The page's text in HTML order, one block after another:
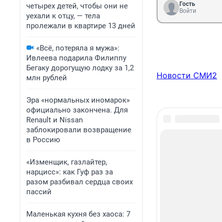
четырех детей, чтобы они не
уехали к отцу, — тела
пролежали в квартире 13 дней
«Всё, потеряла я мужа»:
Ивлеева подарила Филиппу
Бегаку дорогущую лодку за 1,2
млн рублей
Эра «нормальных иномарок»
официально закончена. Для
Renault и Nissan
заблокировали возвращение
в Россию
«Изменщик, газлайтер,
нарцисс»: как Гуф раз за
разом разбивал сердца своих
пассий
Маленькая кухня без хаоса: 7
Гость
Войти
Новости СМИ2